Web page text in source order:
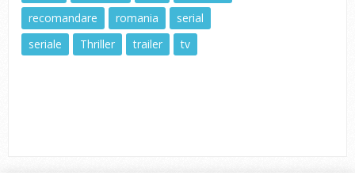
recomandare
romania
serial
seriale
Thriller trailer tv